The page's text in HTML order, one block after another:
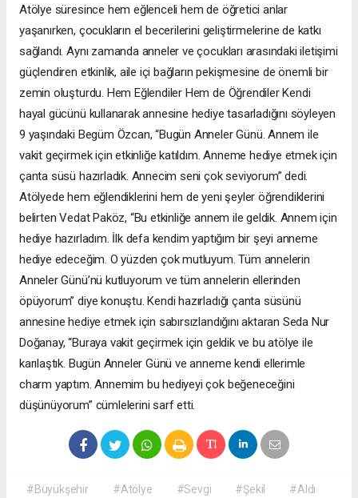
Atölye süresince hem eğlenceli hem de öğretici anlar
yaşanırken, çocukların el becerilerini geliştirmelerine de katkı
sağlandı. Aynı zamanda anneler ve çocukları arasındaki iletişimi
güçlendiren etkinlik, aile içi bağların pekişmesine de önemli bir
zemin oluşturdu. Hem Eğlendiler Hem de Öğrendiler Kendi
hayal gücünü kullanarak annesine hediye tasarladığını söyleyen
9 yaşındaki Begüm Özcan, “Bugün Anneler Günü. Annem ile
vakit geçirmek için etkinliğe katıldım. Anneme hediye etmek için
çanta süsü hazırladık. Annecim seni çok seviyorum” dedi.
Atölyede hem eğlendiklerini hem de yeni şeyler öğrendiklerini
belirten Vedat Paköz, “Bu etkinliğe annem ile geldik. Annem için
hediye hazırladım. İlk defa kendim yaptığım bir şeyi anneme
hediye edeceğim. O yüzden çok mutluyum. Tüm annelerin
Anneler Günü’nü kutluyorum ve tüm annelerin ellerinden
öpüyorum” diye konuştu. Kendi hazırladığı çanta süsünü
annesine hediye etmek için sabırsızlandığını aktaran Seda Nur
Doğanay, “Buraya vakit geçirmek için geldik ve bu atölye ile
karılaştık. Bugün Anneler Günü ve anneme kendi ellerimle
charm yaptım. Annemim bu hediyeyi çok beğeneceğini
düşünüyorum” cümlelerini sarf etti.
#Büyükşehir #Atölye #Sevgi #Şekil #Aldı